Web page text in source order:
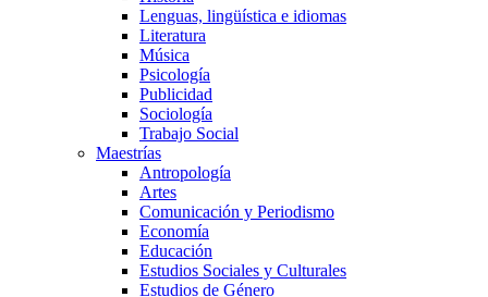
Lenguas, lingüística e idiomas
Literatura
Música
Psicología
Publicidad
Sociología
Trabajo Social
Maestrías
Antropología
Artes
Comunicación y Periodismo
Economía
Educación
Estudios Sociales y Culturales
Estudios de Género